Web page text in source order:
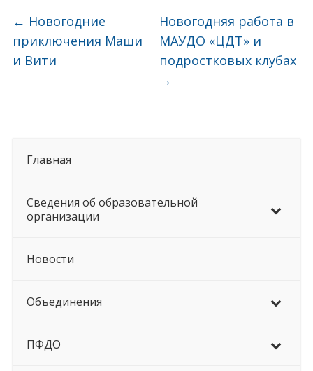
Главная
Сведения об образовательной
организации
Новости
Объединения
ПФДО
← Новогодние
приключения Маши
и Вити
Новогодняя работа в
МАУДО «ЦДТ» и
подростковых клубах
→